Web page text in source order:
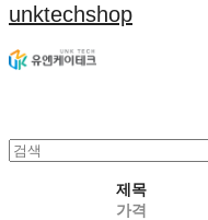
unktechshop
제목
가격